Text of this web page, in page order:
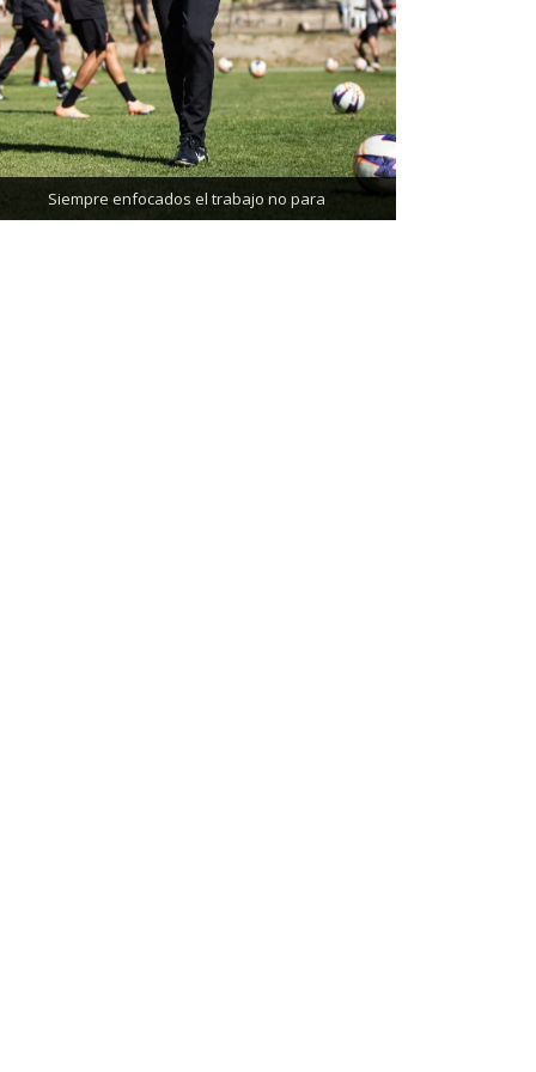
Siempre enfocados el trabajo no para
Trabajando enfocados, listos para el partido de
mañana